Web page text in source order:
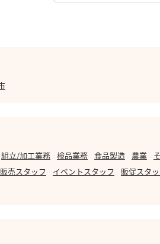
組立/加工業務 検品業務 食品製造 農業
販売スタッフ イベントスタッフ 販促スタ